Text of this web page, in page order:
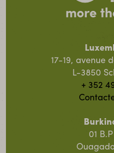
17-19, avenue
L-3850
+ 352
01